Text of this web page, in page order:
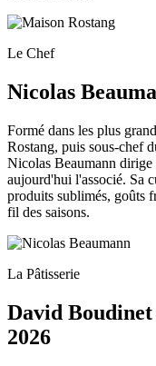
Le Chef
Nicolas
Formé dans les plus
Rostang, puis sous-chef
Nicolas Beaumann
aujourd'hui l'associé. Sa
produits sublimés, goûts
fil des saisons.
La Pâtisserie
David
2026